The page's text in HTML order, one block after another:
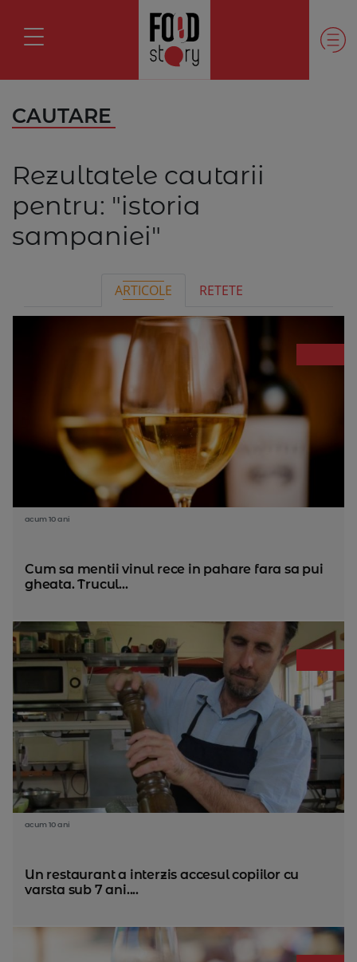
CAUTARE
Rezultatele cautarii
pentru: "istoria
sampaniei"
ARTICOLE RETETE
acum 10 ani
Cum sa mentii vinul rece in pahare fara sa pui
gheata. Trucul...
acum 10 ani
Un restaurant a interzis accesul copiilor cu
varsta sub 7 ani....